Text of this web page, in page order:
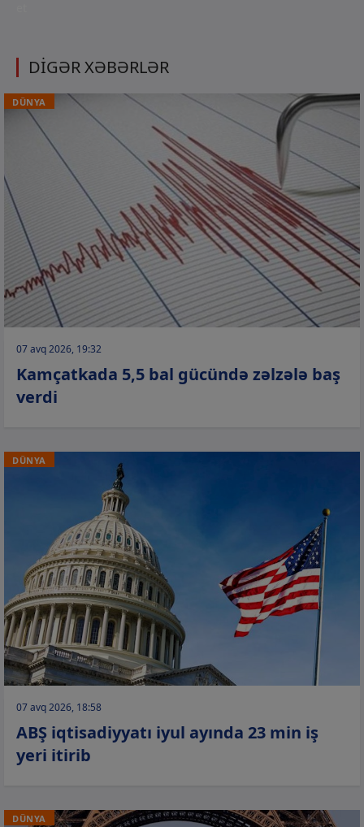
DİGƏR XƏBƏRLƏR
DÜNYA
07 avq 2026, 19:32
Kamçatkada 5,5 bal gücündə zəlzələ baş
verdi
DÜNYA
07 avq 2026, 18:58
ABŞ iqtisadiyyatı iyul ayında 23 min iş
yeri itirib
DÜNYA